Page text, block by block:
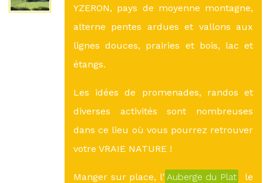
YZERON, pays de moyenne montagne,
alterne pentes ardues et vallons aux
lignes douces, prairies et bois, lac et
étangs.
Les idées de promenades, randos et
diverses activités sont nombreuses
dans ce lieu où vous pourrez retrouver
votre VRAIE NATURE !
Manger sur place, l' Auberge du Plat
le